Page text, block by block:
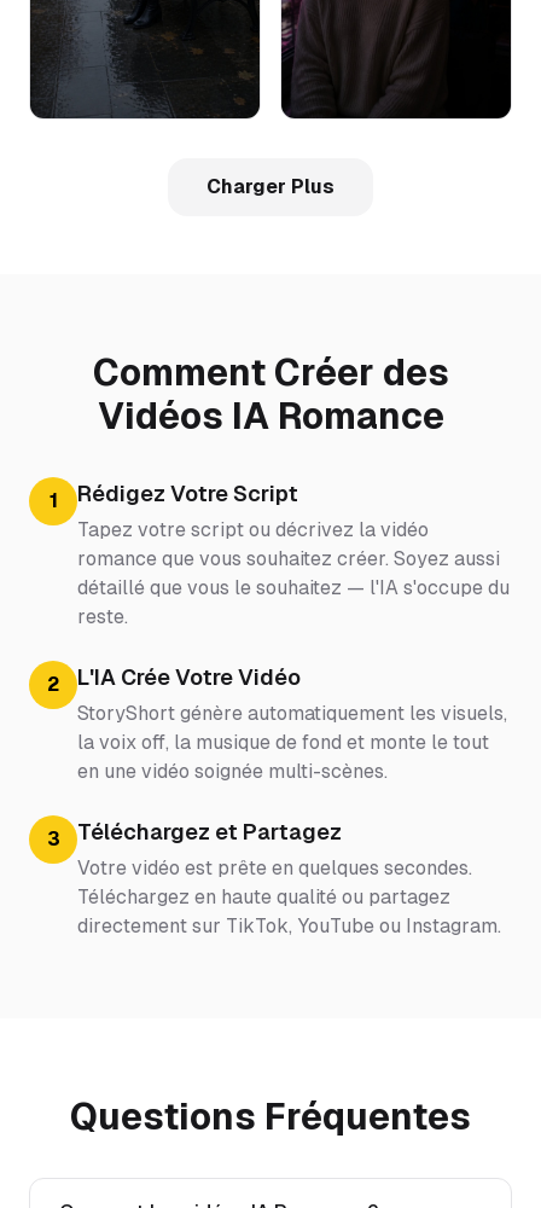
Charger Plus
Comment Créer des
Vidéos IA Romance
1 Rédigez Votre Script
Tapez votre script ou décrivez la vidéo
romance que vous souhaitez créer. Soyez aussi
détaillé que vous le souhaitez — l'IA s'occupe du
reste.
2 L'IA Crée Votre Vidéo
StoryShort génère automatiquement les visuels,
la voix off, la musique de fond et monte le tout
en une vidéo soignée multi-scènes.
3 Téléchargez et Partagez
Votre vidéo est prête en quelques secondes.
Téléchargez en haute qualité ou partagez
directement sur TikTok, YouTube ou Instagram.
Questions Fréquentes